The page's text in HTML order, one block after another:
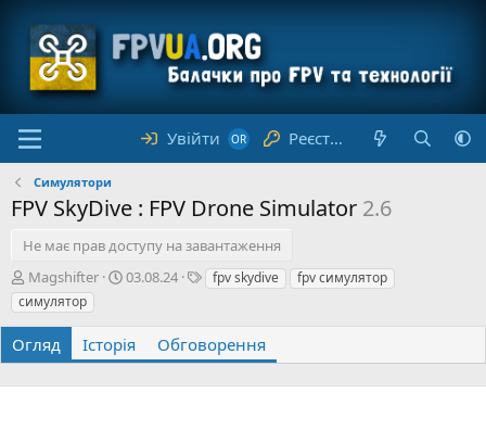
Увійти Реєстрація
Симулятори
FPV SkyDive : FPV Drone Simulator 2.6
Не має прав доступу на завантаження
А
в
т
р
Magshifter
Д
а
с
03.08.24
Т fpv skydive
fpv симулятор
симулятор
Огляд Історія Обговорення